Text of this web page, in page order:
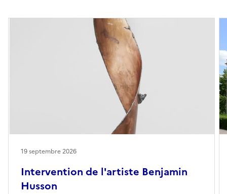
Intervention de l'artiste Benjamin
Husson
19 septembre 2026